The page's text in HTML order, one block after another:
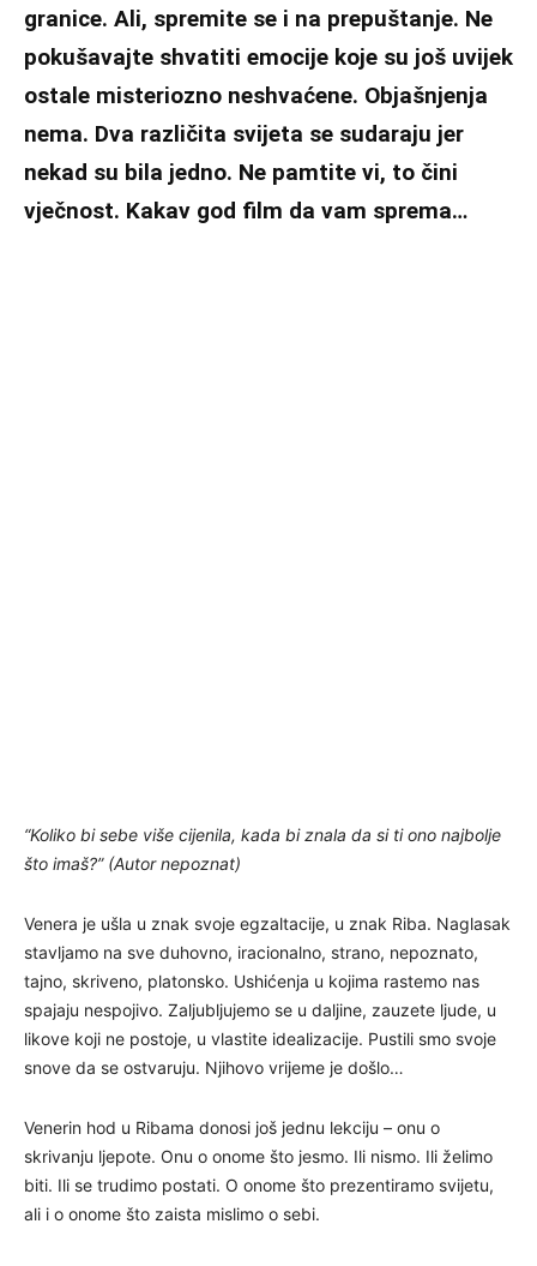
granice. Ali, spremite se i na prepuštanje. Ne
pokušavajte shvatiti emocije koje su još uvijek
ostale misteriozno neshvaćene. Objašnjenja
nema. Dva različita svijeta se sudaraju jer
nekad su bila jedno. Ne pamtite vi, to čini
vječnost. Kakav god film da vam sprema…
“Koliko bi sebe više cijenila, kada bi znala da si ti ono najbolje
što imaš?” (Autor nepoznat)
Venera je ušla u znak svoje egzaltacije, u znak Riba. Naglasak
stavljamo na sve duhovno, iracionalno, strano, nepoznato,
tajno, skriveno, platonsko. Ushićenja u kojima rastemo nas
spajaju nespojivo. Zaljubljujemo se u daljine, zauzete ljude, u
likove koji ne postoje, u vlastite idealizacije. Pustili smo svoje
snove da se ostvaruju. Njihovo vrijeme je došlo…
Venerin hod u Ribama donosi još jednu lekciju – onu o
skrivanju ljepote. Onu o onome što jesmo. Ili nismo. Ili želimo
biti. Ili se trudimo postati. O onome što prezentiramo svijetu,
ali i o onome što zaista mislimo o sebi.